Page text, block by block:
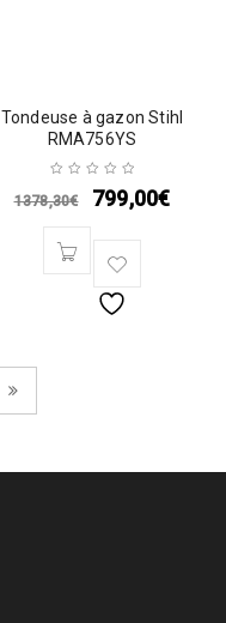
Tondeuse à gazon Stihl
RMA756YS
1378,30€ 799,00€